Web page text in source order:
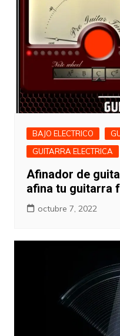
BAJO ELECTRICO
GUITARRA ELECTRICA
Afinador de
afina tu guitarra
octubre 7, 2022